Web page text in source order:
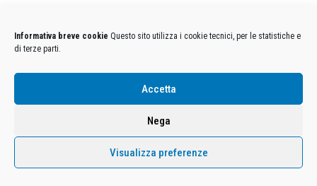
Informativa breve cookie Questo sito utilizza i cookie tecnici, per le statistiche e
di terze parti.
Accetta
Nega
Visualizza preferenze